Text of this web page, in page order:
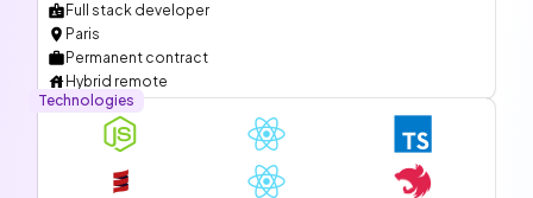
Full stack developer
Paris
Permanent contract
Hybrid remote
Technologies